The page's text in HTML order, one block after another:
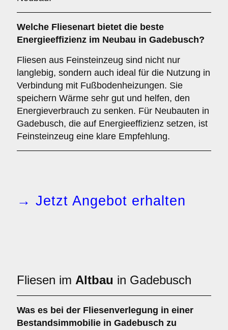
Welche Fliesenart bietet die beste
Energieeffizienz im Neubau in Gadebusch?
Fliesen aus Feinsteinzeug sind nicht nur
langlebig, sondern auch ideal für die Nutzung in
Verbindung mit Fußbodenheizungen. Sie
speichern Wärme sehr gut und helfen, den
Energieverbrauch zu senken. Für Neubauten in
Gadebusch, die auf Energieeffizienz setzen, ist
Feinsteinzeug eine klare Empfehlung.
→ Jetzt Angebot erhalten
Fliesen im Altbau in Gadebusch
Was es bei der Fliesenverlegung in einer
Bestandsimmobilie in Gadebusch zu